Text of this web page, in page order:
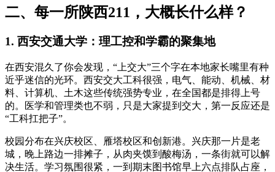
二、每一所陕西211，大概长什么样？
1. 西安交通大学：理工控和学霸的聚集地
在西安混久了你会发现，“上交大”三个字在本地家长嘴里有种
近乎迷信的光环。西安交大工科很强，电气、能动、机械、材
料、计算机、土木这些传统强势专业，在全国都是排得上号
的。医学和管理类也不弱，只是大家提到交大，第一反应还是
“工科扛把子”。
校园分布在兴庆校区、雁塔校区和创新港。兴庆那一片是老
城，晚上路边一排摊子，从肉夹馍到酸梅汤，一条街就可以解
决生活。学习氛围很紧，一到期末图书馆早上六点排队占座，